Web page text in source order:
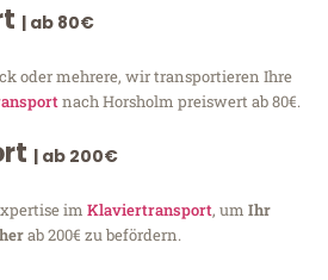
| ab 80€
oder mehrere, wir transportieren Ihre
nach Horsholm preiswert ab 80€.
| ab 200€
im Klaviertransport, um Ihr
ab 200€ zu befördern.